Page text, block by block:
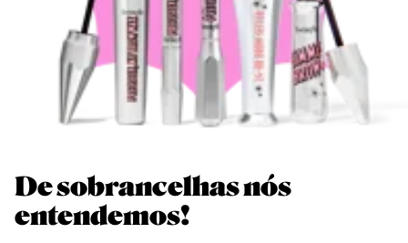
De sobrancelhas nós
entendemos!